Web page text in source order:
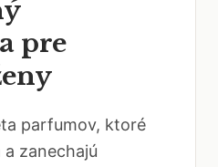
pre
parfumov, ktoré
zanechajú